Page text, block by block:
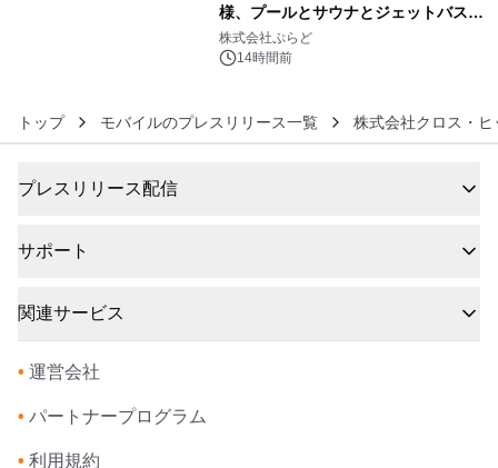
様、プールとサウナとジェットバス付
きで Villa Mon Temps AWAJIの連泊
素泊りプラン
株式会社ぷらど
14時間前
トップ モバイルのプレスリリース一覧 株式会社クロス・ヒ
プレスリリース配信
サポート
関連サービス
• 運営会社
• パートナープログラム
• 利用規約